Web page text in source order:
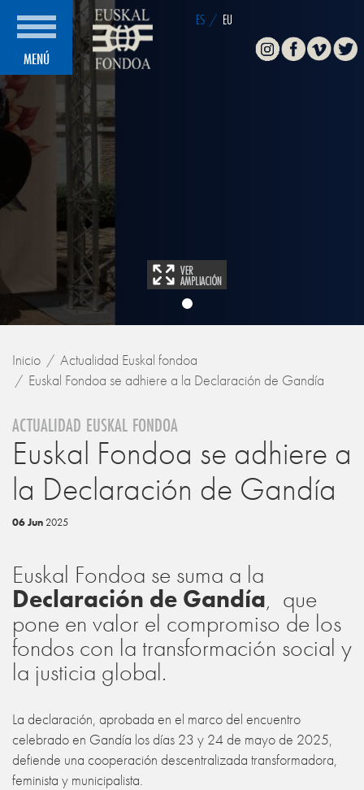
MENÚ
ES / EU
Inicio
Actualidad Euskal fondoa
Euskal Fondoa se adhiere a la Declaración de Gandía
ACTUALIDAD EUSKAL FONDOA
Euskal Fondoa se adhiere a
la Declaración de Gandía
06 Jun 2025
Euskal Fondoa se suma a la
Declaración de Gandía, que
pone en valor el compromiso de los
fondos con la transformación social y
la justicia global.
La declaración, aprobada en el marco del encuentro
celebrado en Gandía los días 23 y 24 de mayo de 2025,
defiende una cooperación descentralizada transformadora,
feminista y municipalista.